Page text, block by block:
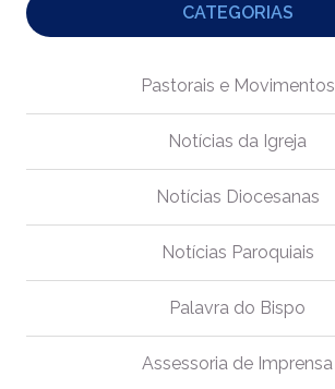
CATEGORIAS
Pastorais e Movimentos
Notícias da Igreja
Notícias Diocesanas
Notícias Paroquiais
Palavra do Bispo
Assessoria de Imprensa